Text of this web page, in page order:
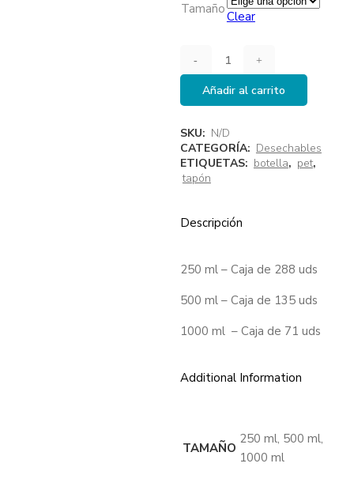
TamañoClear
Añadir al carrito
SKU: N/D
CATEGORÍA: Desechables
ETIQUETAS: botella, pet,
tapón
Descripción
250 ml – Caja de 288 uds
500 ml – Caja de 135 uds
1000 ml – Caja de 71 uds
Additional Information
TAMAÑO
250 ml, 500 ml,
1000 ml